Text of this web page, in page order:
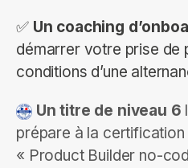
✅ Un coaching
démarrer votre prise de
conditions d’une
Un titre de niveau 6
prépare à la
« Product Builder no-